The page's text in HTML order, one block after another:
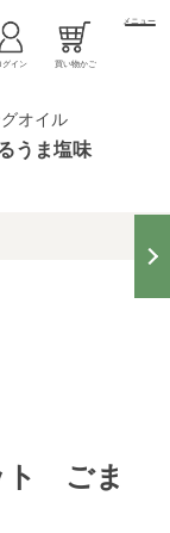
グイン 買い物かご
メニュー
オイル
うま塩味
ト ごま